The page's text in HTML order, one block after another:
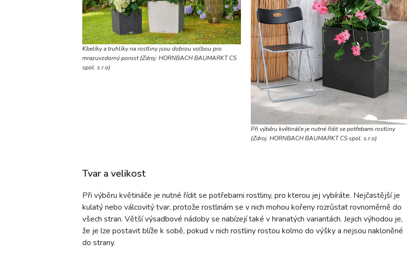
Kbelíky a truhlíky na rostliny jsou dobrou volbou pro
mrazuvzdorný porost (Zdroj: HORNBACH BAUMARKT CS
spol. s.r.o)
Při výběru květináče je nutné řídit se potřebami rostliny
(Zdroj: HORNBACH BAUMARKT CS spol. s.r.o)
Tvar a velikost
Při výběru květináče je nutné řídit se potřebami rostliny, pro kterou jej vybíráte. Nejčastější je
kulatý nebo válcovitý tvar, protože rostlinám se v nich mohou kořeny rozrůstat rovnoměrně do
všech stran. Větší výsadbové nádoby se nabízejí také v hranatých variantách. Jejich výhodou je,
že je lze postavit blíže k sobě, pokud v nich rostliny rostou kolmo do výšky a nejsou nakloněné
do strany.